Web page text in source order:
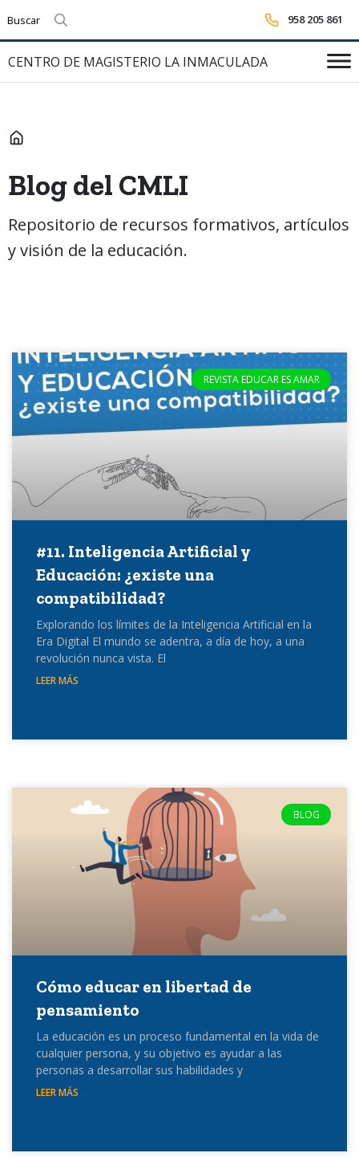
Realizar búsqueda 958 205 861
CENTRO DE MAGISTERIO LA INMACULADA
INICIO
Blog del CMLI
Repositorio de recursos formativos, artículos
y visión de la educación.
REVISTA EDUCAR ES AMAR
#11. Inteligencia Artificial y
Educación: ¿existe una
compatibilidad?
Explorando los límites de la Inteligencia Artificial en la
Era Digital El mundo se adentra, a día de hoy, a una
revolución nunca vista. El
LEER MÁS
BLOG
Cómo educar en libertad de
pensamiento
La educación es un proceso fundamental en la vida de
cualquier persona, y su objetivo es ayudar a las
personas a desarrollar sus habilidades y
LEER MÁS